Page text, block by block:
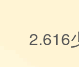
2.616